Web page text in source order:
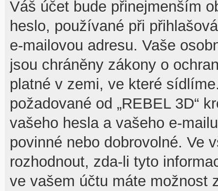
Váš účet bude přinejmenším
heslo, používané při
e-mailovou adresu. Vaše
jsou chráněny zákony o
platné v zemi, ve které
požadované od „REBEL 3D“
vašeho hesla a vašeho e-
povinné nebo dobrovolné. Ve
rozhodnout, zda-li tyto
ve vašem účtu máte možnost